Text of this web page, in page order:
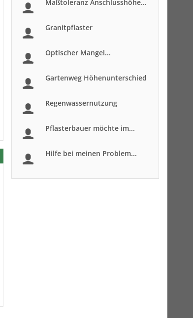
Maßtoleranz Anschlusshöhe...
Granitpflaster
Optischer Mangel...
Gartenweg Höhenunterschied
Regenwassernutzung
Pflasterbauer möchte im...
Hilfe bei meinen Problem...